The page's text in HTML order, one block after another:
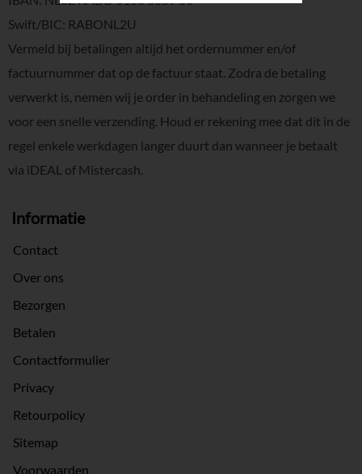
Swift/BIC: RABONL2U
Vermeld bij betalingen altijd het ordernummer en/of
factuurnummer dat op de factuur staat. Zodra de betaling
verwerkt is, nemen wij je order in behandeling en zorgen we
voor een snelle verzending. Houd er rekening mee dat dit in de
regel enkele werkdagen langer duurt dan wanneer je betaalt
via iDEAL of Mistercash.
Informatie
Contact
Over ons
Bezorgen
Betalen
Contactformulier
Privacy
Retourpolicy
Sitemap
Voorwaarden